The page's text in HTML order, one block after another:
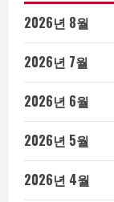
2026년 8월
2026년 7월
2026년 6월
2026년 5월
2026년 4월